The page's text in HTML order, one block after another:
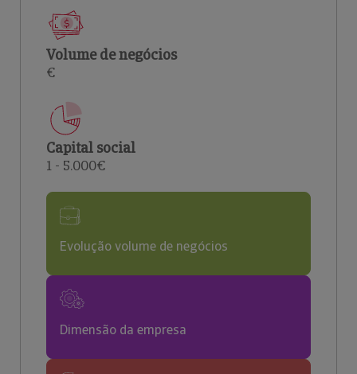
Volume de negócios
€
Capital social
1 - 5.000€
Evolução volume de negócios
Dimensão da empresa